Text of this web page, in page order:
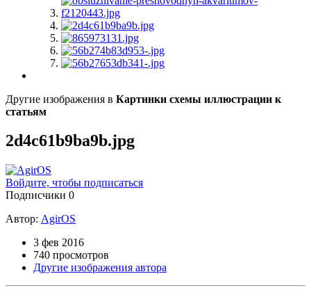
Другие изображения в Картинки схемы иллюстрации к
статьям
2d4c61b9ba9b.jpg
Войдите, чтобы подписаться
Подписчики 0
Автор: AgirOS
3 фев 2016
740 просмотров
Другие изображения автора